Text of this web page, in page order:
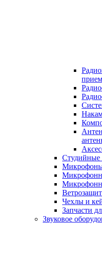
Микрофоны
Чехлы и
Запчасти
Звуковое